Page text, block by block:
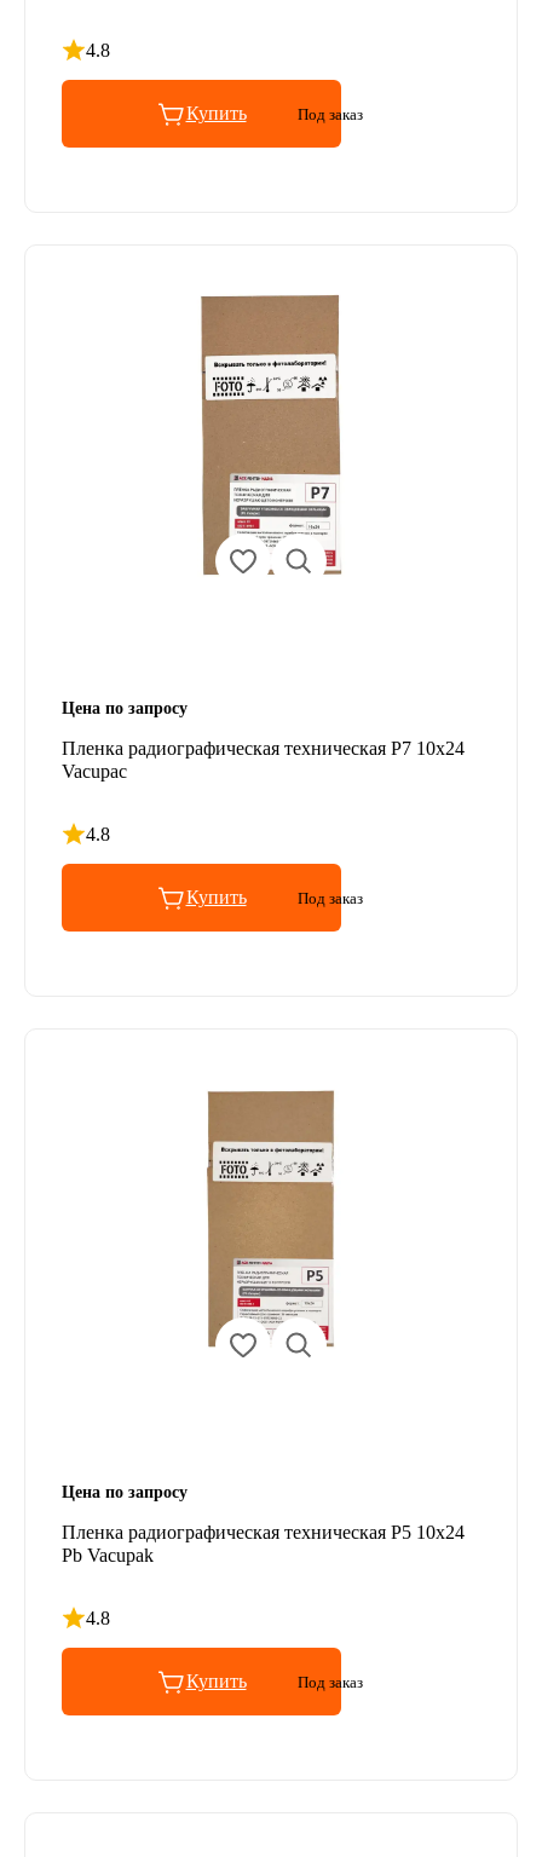
4.8
Рейтинг 4.8 из 5
Купить Под заказ
Цена по запросу
Пленка радиографическая техническая Р7 10х24
Vacupac
4.8
Рейтинг 4.8 из 5
Купить Под заказ
Цена по запросу
Пленка радиографическая техническая Р5 10х24
Pb Vacupak
4.8
Рейтинг 4.8 из 5
Купить Под заказ